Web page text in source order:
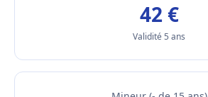
42 €
Validité 5 ans